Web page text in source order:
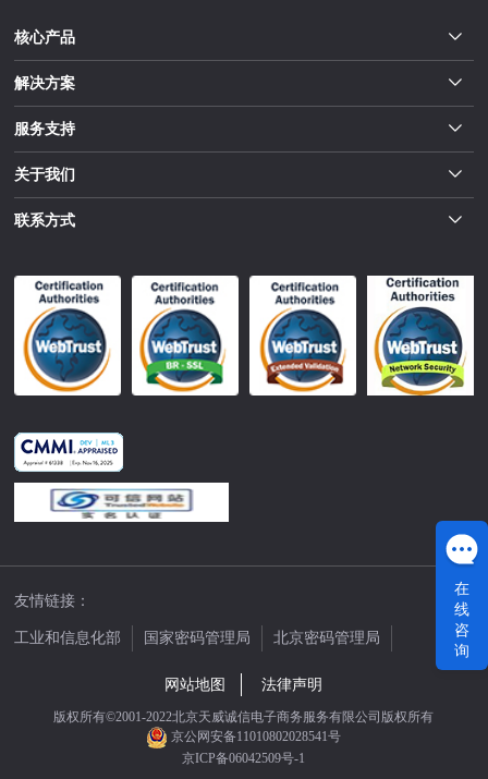
核心产品
解决方案
服务支持
关于我们
联系方式
友情链接：
工业和信息化部 国家密码管理局
北京密码管理局
网站地图
法律声明
版权所有©2001-2022北京天威诚信电子商务服务有限公司版权所有
京公网安备11010802028541号
京ICP备06042509号-1
在
线
咨
询